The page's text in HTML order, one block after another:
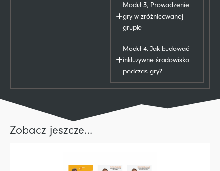
Moduł 3, Prowadzenie
gry w zróżnicowanej
grupie
Moduł 4. Jak budować
inkluzywne środowisko
podczas gry?
Zobacz jeszcze…